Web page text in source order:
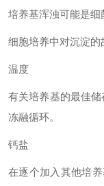
培养基浑浊可能是细
细胞培养中对沉淀的
温度
有关培养基的最佳
冻融循环。
钙盐
在逐个加入其他培